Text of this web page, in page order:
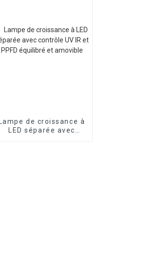
Lampe de croissance à
LED séparée avec